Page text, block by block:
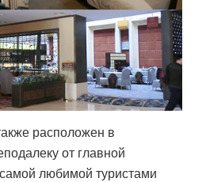
расположен в
от главной
любимой туристами